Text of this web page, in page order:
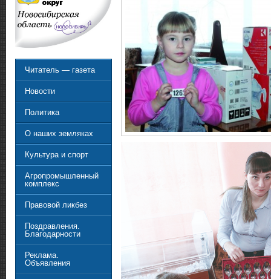
Читатель — газета
Новости
Политика
О наших земляках
Культура и спорт
Агропромышленный
комплекс
Правовой ликбез
Поздравления.
Благодарности
Реклама.
Объявления